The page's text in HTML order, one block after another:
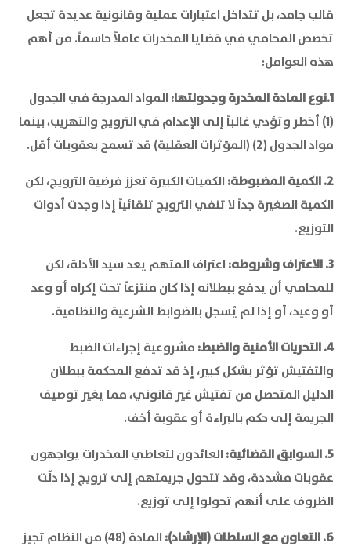
قالب جامد، بل تتداخل اعتبارات عملية وقانونية عديدة تجعل
تخصص المحامي في قضايا المخدرات عاملاً حاسماً. من أهم
هذه العوامل:
1.نوع المادة المخدرة وجدولتها:
المواد المدرجة في الجدول
(1) أخطر وتؤدي غالباً إلى الإعدام في الترويج والتهريب، بينما
مواد الجدول (2) (المؤثرات العقلية) قد تسمح بعقوبات أقل.
2. الكمية المضبوطة:
الكميات الكبيرة تعزز فرضية الترويج، لكن
الكمية الصغيرة جداً لا تنفي الترويج تلقائياً إذا وجدت أدوات
التوزيع.
3. الاعتراف وشروطه:
اعتراف المتهم يعد سيد الأدلة، لكن
للمحامي أن يدفع ببطلانه إذا كان منتزعاً تحت إكراه أو وعد
أو وعيد، أو إذا لم يُسجل بالضوابط الشرعية والنظامية.
4. التحريات الأمنية والضبط:
مشروعية إجراءات الضبط
والتفتيش تؤثر بشكل كبير، إذ قد تدفع المحكمة ببطلان
الدليل المتحصل من تفتيش غير قانوني، مما يغير توصيف
الجريمة إلى حكم بالبراءة أو عقوبة أخف.
5. السوابق القضائية:
العائدون لتعاطي المخدرات يواجهون
عقوبات مشددة، وقد تتحول جريمتهم إلى ترويج إذا دلّت
الظروف على أنهم تحولوا إلى توزيع.
6. التعاون مع السلطات (الإرشاد): المادة (48) من النظام تجيز